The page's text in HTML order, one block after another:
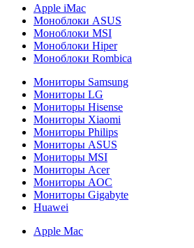
Apple iMac
Моноблоки ASUS
Моноблоки MSI
Моноблоки Hiper
Моноблоки Rombica
Мониторы Samsung
Мониторы LG
Мониторы Hisense
Мониторы Xiaomi
Мониторы Philips
Мониторы ASUS
Мониторы MSI
Мониторы Acer
Мониторы AOC
Мониторы Gigabyte
Huawei
Apple Mac